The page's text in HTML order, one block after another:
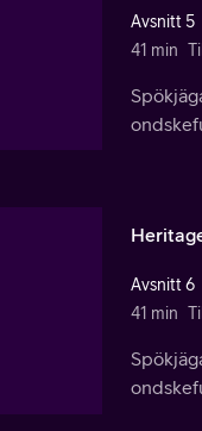
Avsnitt 5
41 min
Avsnitt 6
41 min